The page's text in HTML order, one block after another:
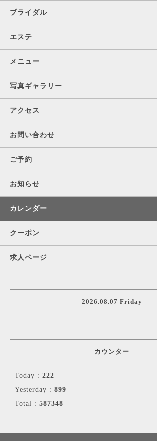
ブライダル
エステ
メニュー
写真ギャラリー
アクセス
お問い合わせ
ご予約
お知らせ
カレンダー
クーポン
求人ページ
2026.08.07 Friday
カウンター
Today : 222
Yesterday : 899
Total : 587348